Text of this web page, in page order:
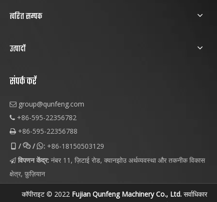
त्वरित सम्पक
उत्पादों
संपर्क करें
 group@qunfeng.com
 +86-595-22356782
 +86-595-22356788
 //: +86-18150503129
 विपणन केंद्र: नंबर 11, ज़िटाई रोड, क्वानझोउ अर्थव्यवस्था और तकनीक विकास
क्षेत्र, फ़ुज़ियान
कॉपीराइट © 2022 Fujian Qunfeng Machinery Co., Ltd. सर्वाधिकार